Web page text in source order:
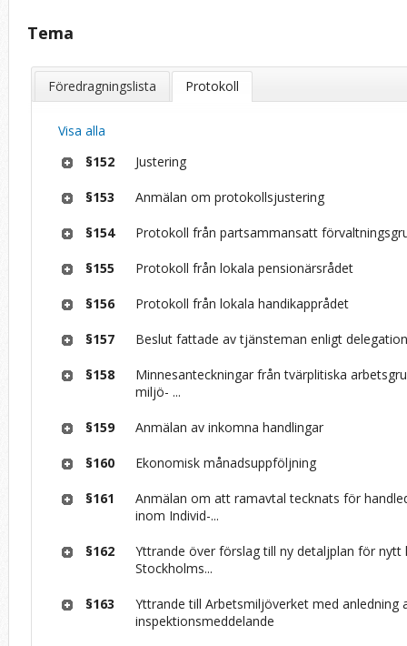
Tema
Föredragningslista Protokoll
Visa alla
§152
Justering
§153 Anmälan om protokollsjustering
§154 Protokoll från partsammansatt
§155 Protokoll från lokala pensionärsrådet
§156 Protokoll från lokala handikapprådet
§157 Beslut fattade av tjänsteman enligt
§158
Minnesanteckningar från tvärplitiska
miljö- ...
§159 Anmälan av inkomna handlingar
§160 Ekonomisk månadsuppföljning
§161
Anmälan om att ramavtal tecknats för
inom Individ-...
§162
Yttrande över förslag till ny detaljplan för nytt
Stockholms...
§163
Yttrande till Arbetsmiljöverket med anledning
inspektionsmeddelande